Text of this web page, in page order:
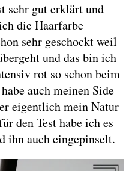
sehr gut erklärt und
die Haarfarbe
sehr geschockt weil
und das bin ich
rot so schon beim
auch meinen Side
eigentlich mein Natur
den Test habe ich es
ihn auch eingepinselt.